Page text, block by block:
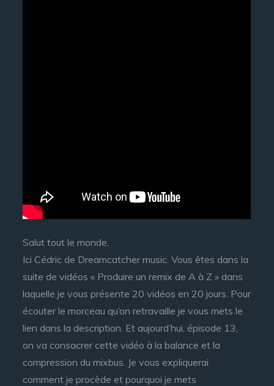
Salut tout le monde,
Ici Cédric de Dreamcatcher music. Vous êtes dans la
suite de vidéos « Produire un remix de A à Z » dans
laquelle je vous présente 20 vidéos en 20 jours. Pour
écouter le morceau qu’on retravaille je vous mets le
lien dans la description. Et aujourd’hui, épisode 13,
on va consacrer cette vidéo à la balance et la
compression du mixbus. Je vous expliquerai
comment je procède et pourquoi je mets